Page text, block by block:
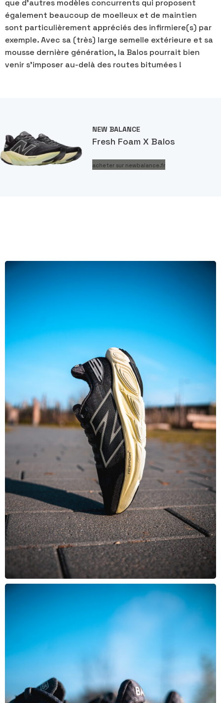
que d'autres modèles concurrents qui proposent
également beaucoup de moelleux et de maintien
sont particulièrement appréciés des infirmiere(s) par
exemple. Avec sa (très) large semelle extérieure et sa
mousse dernière génération, la Balos pourrait bien
venir s'imposer au-delà des routes bitumées !
NEW BALANCE
Fresh Foam X Balos
acheter sur newbalance.fr